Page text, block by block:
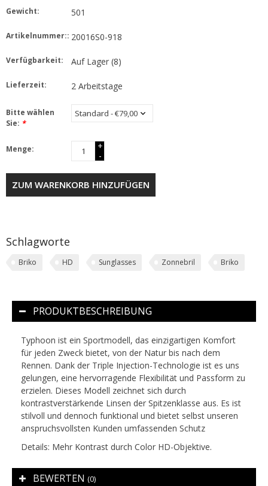
Gewicht: 501
Artikelnummer:: 20016S0-918
Verfügbarkeit: Auf Lager(8)
Lieferzeit: 2 Arbeitstage
Bitte wählen
Sie: *
Menge:
+
-
ZUM WARENKORB HINZUFÜGEN
Schlagworte
Briko HD Sunglasses Zonnebril Briko
PRODUKTBESCHREIBUNG
Typhoon ist ein Sportmodell, das einzigartigen Komfort
für jeden Zweck bietet, von der Natur bis nach dem
Rennen. Dank der Triple Injection-Technologie ist es uns
gelungen, eine hervorragende Flexibilität und Passform zu
erzielen. Dieses Modell zeichnet sich durch
kontrastverstärkende Linsen der Spitzenklasse aus. Es ist
stilvoll und dennoch funktional und bietet selbst unseren
anspruchsvollsten Kunden umfassenden Schutz
Details: Mehr Kontrast durch Color HD-Objektive.
BEWERTEN (0)